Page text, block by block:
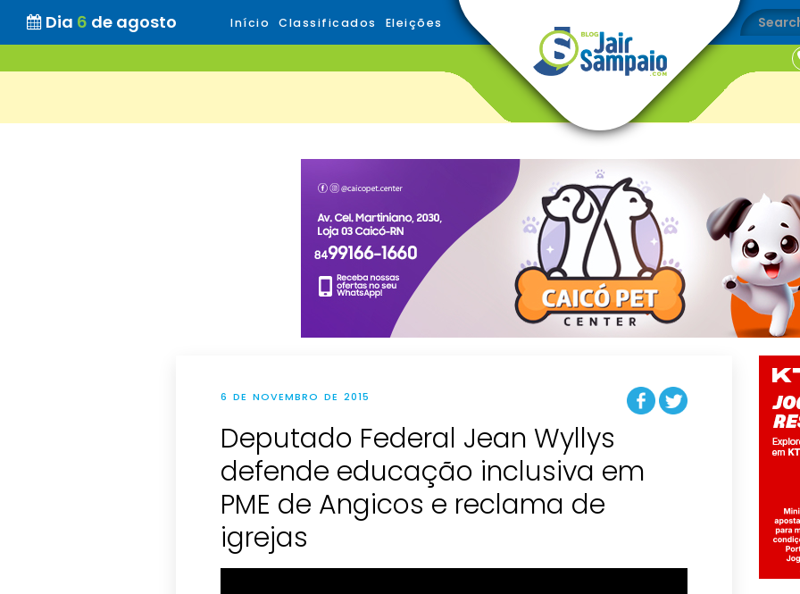
Dia 6 de agosto Início Classificados Eleições
6 DE NOVEMBRO DE 2015
Deputado Federal Jean Wyllys
defende educação inclusiva em
PME de Angicos e reclama de
igrejas